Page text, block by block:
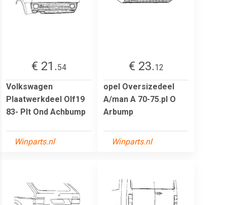
€ 21.54
Volkswagen
Plaatwerkdeel Olf19
83- Plt Ond Achbump
Winparts.nl
€ 23.12
opel Oversizedeel
A/man A 70-75.pl O
Arbump
Winparts.nl